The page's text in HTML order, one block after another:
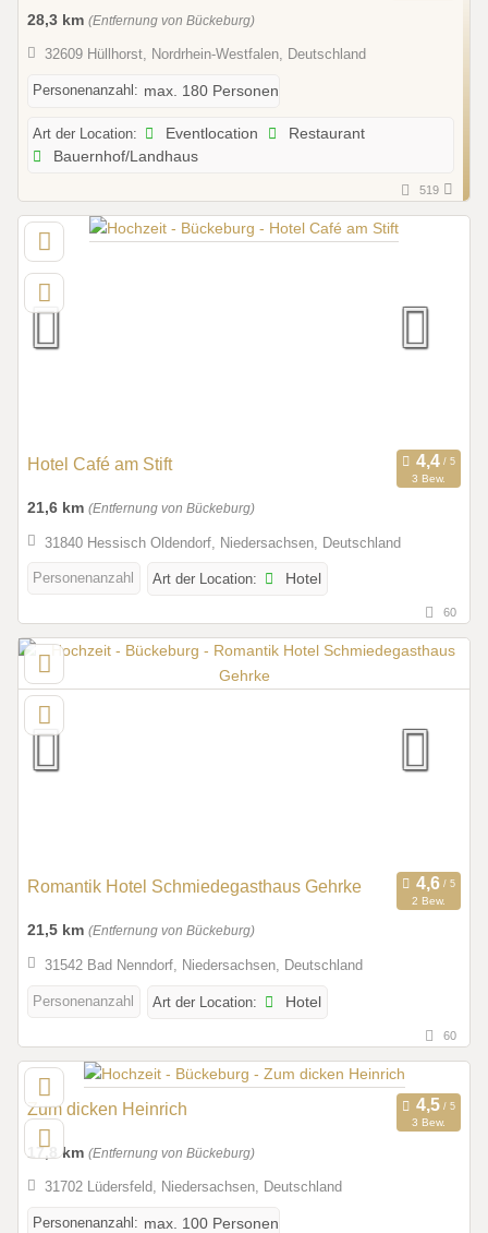
28,3 km (Entfernung von Bückeburg)
32609 Hüllhorst, Nordrhein-Westfalen, Deutschland
Personenanzahl: max. 180 Personen
Art der Location: Eventlocation
Restaurant
Bauernhof/Landhaus
519
Hotel Café am Stift
3 Bew.
21,6 km (Entfernung von Bückeburg)
31840 Hessisch Oldendorf, Niedersachsen, Deutschland
Personenanzahl Art der Location: Hotel
60
Romantik Hotel Schmiedegasthaus Gehrke
2 Bew.
21,5 km (Entfernung von Bückeburg)
31542 Bad Nenndorf, Niedersachsen, Deutschland
Personenanzahl Art der Location: Hotel
60
Zum dicken Heinrich
3 Bew.
17,8 km (Entfernung von Bückeburg)
31702 Lüdersfeld, Niedersachsen, Deutschland
Personenanzahl: max. 100 Personen